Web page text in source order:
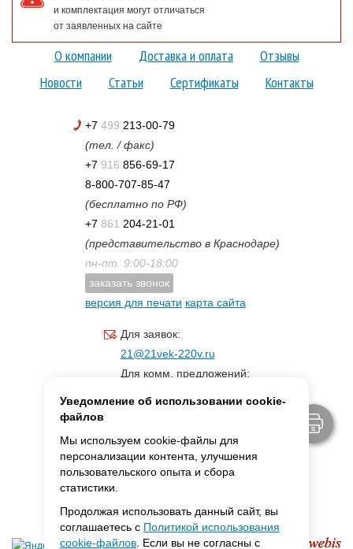
и комплектация могут отличаться
от заявленных на сайте
О компании Доставка и оплата
Отзывы
Новости
Статьи Сертификаты Контакты
+7 499 213-00-79
(тел. / факс)
+7 916 856-69-17
8-800-707-85-47
(бесплатно по РФ)
+7 861 204-21-01
(представительство в Краснодаре)
пн-пт. 9:00-18:00
заказать звонок
версия для печати карта сайта
Для заявок:
21@21vek-220v.ru
Для комм. предложений:
Уведомление об использовании cookie-
файлов
Мы используем cookie-файлы для
персонализации контента, улучшения
пользовательского опыта и сбора
статистики.
Продолжая использовать данный сайт, вы
соглашаетесь с Политикой использования
cookie-файлов . Если вы не согласны с